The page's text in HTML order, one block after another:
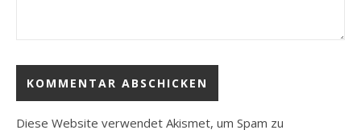
Diese Website verwendet Akismet, um Spam zu